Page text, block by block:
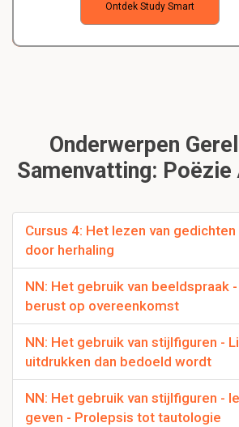
Ontdek Study Smart
Onderwerpen
Samenvatting: Poëzie
Cursus 4: Het lezen van gedichten
door herhaling
NN: Het gebruik van beeldspraak
berust op overeenkomst
NN: Het gebruik van stijlfiguren -
uitdrukken dan bedoeld wordt
NN: Het gebruik van stijlfiguren -
geven - Prolepsis tot tautologie